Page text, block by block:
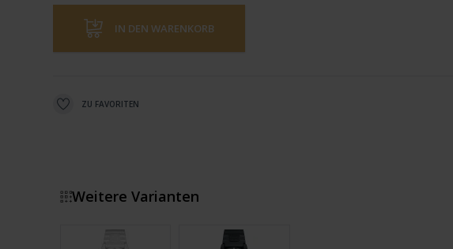
IN DEN WARENKORB
ZU FAVORITEN
Weitere Varianten